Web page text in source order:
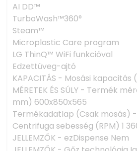
AI DD™
TurboWash™360°
Steam™
Microplastic Care program
LG ThinQ™ WiFi funkcióval
Edzettüveg-ajtó
KAPACITÁS - Mosási kapacitás
MÉRETEK ÉS SÚLY - Termék
mm) 600x850x565
Termékadatlap (Csak mosás)
Centrifuga sebesség (RPM) 1
JELLEMZŐK - ezDispense Nem